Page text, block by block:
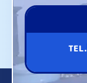
TEL.